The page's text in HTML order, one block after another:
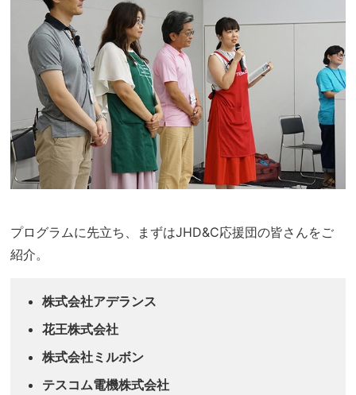
プログラムに先立ち、まずはJHD&C応援団の皆さんをご
紹介。
株式会社アデランス
花王株式会社
株式会社ミルボン
テスコム電機株式会社